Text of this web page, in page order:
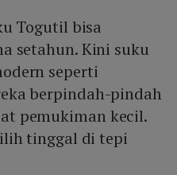
Togutil bisa
setahun. Kini suku
seperti
berpindah-pindah
pemukiman kecil.
tinggal di tepi